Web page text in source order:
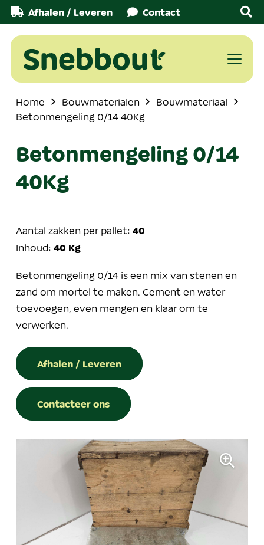
Afhalen / Leveren Contact
Home Bouwmaterialen
Bouwmateriaal
Betonmengeling 0/14 40Kg
Betonmengeling 0/14
40Kg
Aantal zakken per pallet: 40
Inhoud: 40 Kg
Betonmengeling 0/14 is een mix van stenen en
zand om mortel te maken. Cement en water
toevoegen, even mengen en klaar om te
verwerken.
Afhalen / Leveren
Contacteer ons